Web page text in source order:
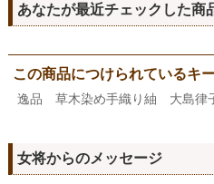
あなたが最近チェックした商
この商品につけられているキ
逸品 草木染め手織り紬 大島律
女将からのメッセージ